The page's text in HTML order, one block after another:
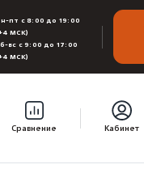
пт с 8:00 до 19:00
МСК)
вс с 9:00 до 17:00
МСК)
Сравнение Кабинет